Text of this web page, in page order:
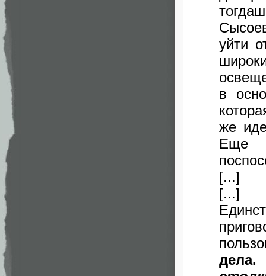
уйти
в
же
Еще
[...]
[...]